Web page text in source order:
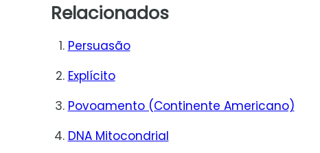
Relacionados
Persuasão
Explícito
Povoamento (Continente Americano)
DNA Mitocondrial